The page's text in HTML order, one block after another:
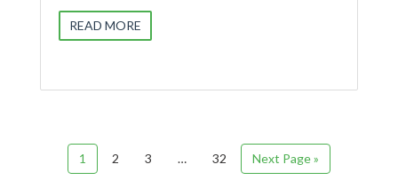
READ MORE
1 2 3 … 32 Next Page »